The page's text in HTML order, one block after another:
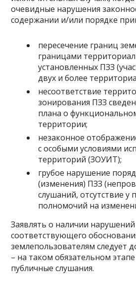
очевидные нарушения
содержании и/или порядке
пересечение границ
границами
установленных ПЗЗ
двух и более
несоответствие
зонирования ПЗЗ
плана о
территории;
незаконное
с особыми условиями
территорий (ЗОУИТ);
грубое нарушение
(изменения) ПЗЗ
слушаний, отсутствие у
полномочий на
Заявлять о наличии
соответствующего
землепользователям следует
– на таком обязательном
публичные слушания.